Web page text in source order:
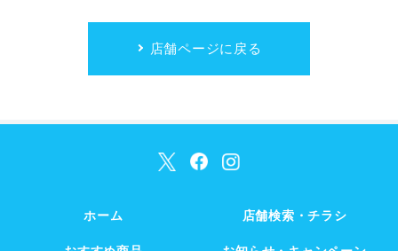
店舗ページに戻る
ホーム 店舗検索・チラシ